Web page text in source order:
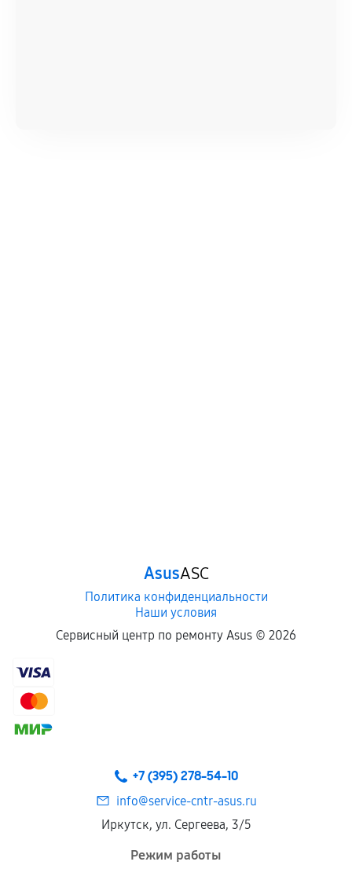
AsusASC
Политика конфиденциальности
Наши условия
Сервисный центр по ремонту Asus © 2026
+7 (395) 278-54-10
info@service-cntr-asus.ru
Иркутск, ул. Сергеева, 3/5
Режим работы